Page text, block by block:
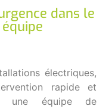
dans le
électriques,
rapide et
une équipe de